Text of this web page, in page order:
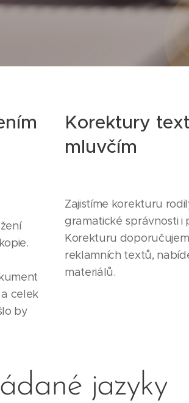
celek
by
Korektury
mluvčím
Zajistíme korekturu
gramatické správnosti i
Korekturu
reklamních textů,
materiálů.
jazyky